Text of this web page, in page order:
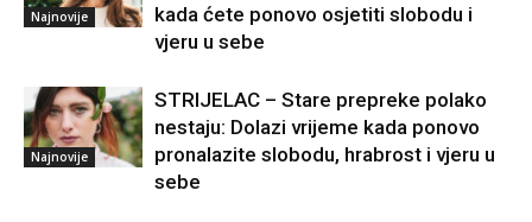
Najnovije
kada ćete ponovo osjetiti slobodu i
vjeru u sebe
Najnovije
STRIJELAC – Stare prepreke polako
nestaju: Dolazi vrijeme kada ponovo
pronalazite slobodu, hrabrost i vjeru u
sebe